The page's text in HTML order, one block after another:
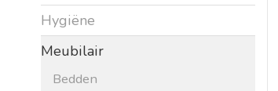
Hygiëne
Meubilair
Bedden